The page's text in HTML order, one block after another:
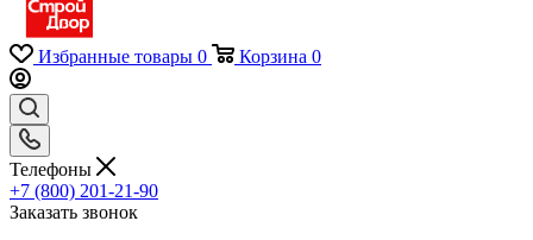
Избранные товары 0 Корзина 0
Телефоны
+7 (800) 201-21-90
Заказать звонок